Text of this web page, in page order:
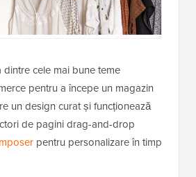
dintre cele mai bune teme
pentru a începe un magazin
un design curat și funcționează
de pagini drag-and-drop
pentru personalizare în timp